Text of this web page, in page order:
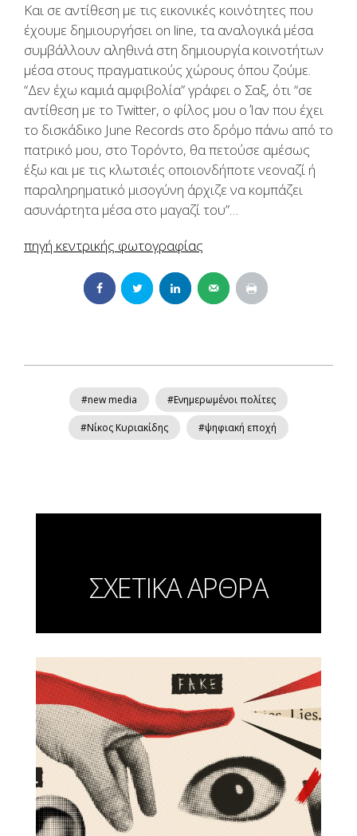
Και σε αντίθεση με τις εικονικές κοινότητες που
έχουμε δημιουργήσει on line, τα αναλογικά μέσα
συμβάλλουν αληθινά στη δημιουργία κοινοτήτων
μέσα στους πραγματικούς χώρους όπου ζούμε.
“Δεν έχω καμιά αμφιβολία” γράφει ο Σαξ, ότι “σε
αντίθεση με το Twitter, ο φίλος μου ο Ίαν που έχει
το δισκάδικο June Records στο δρόμο πάνω από το
πατρικό μου, στο Τορόντο, θα πετούσε αμέσως
έξω και με τις κλωτσιές οποιονδήποτε νεοναζί ή
παραληρηματικό μισογύνη άρχιζε να κομπάζει
ασυνάρτητα μέσα στο μαγαζί του”…
πηγή κεντρικής φωτογραφίας
#new media #Ενημερωμένοι πολίτες
#Νίκος Κυριακίδης #ψηφιακή εποχή
ΣΧΕΤΙΚΑ ΑΡΘΡΑ